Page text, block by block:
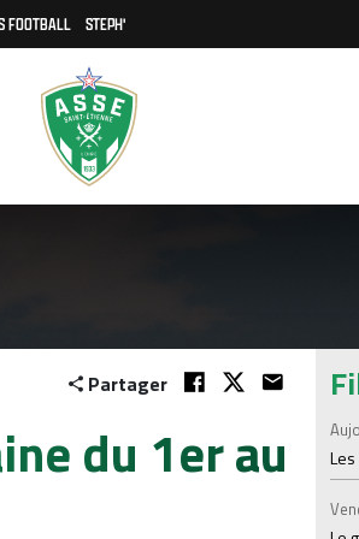
FOOTBALL STEPH'
Partager
du 1er au